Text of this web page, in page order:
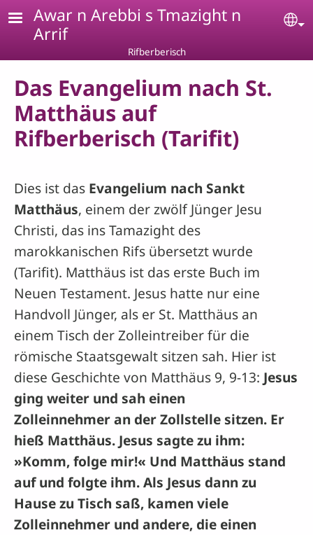
Skip to main content
Awar n Arebbi s Tmazight n
Arrif
Rifberberisch
Das Evangelium nach St.
Matthäus auf
Rifberberisch (Tarifit)
Dies ist das Evangelium nach Sankt
Matthäus, einem der zwölf Jünger Jesu
Christi, das ins Tamazight des
marokkanischen Rifs übersetzt wurde
(Tarifit). Matthäus ist das erste Buch im
Neuen Testament. Jesus hatte nur eine
Handvoll Jünger, als er St. Matthäus an
einem Tisch der Zolleintreiber für die
römische Staatsgewalt sitzen sah. Hier ist
diese Geschichte von Matthäus 9, 9-13: Jesus
ging weiter und sah einen
Zolleinnehmeran der Zollstelle sitzen. Er
hieß Matthäus. Jesus sagte zu ihm:
»Komm, folge mir!« Und Matthäus stand
auf und folgte ihm. Als Jesus dann zu
Hause zu Tisch saß, kamen viele
Zolleinnehmer und andere, die einen